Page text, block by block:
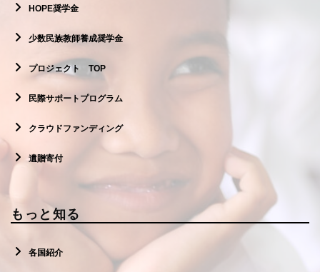
HOPE奨学金
少数民族教師養成奨学金
プロジェクト TOP
民際サポートプログラム
クラウドファンディング
遺贈寄付
もっと知る
各国紹介